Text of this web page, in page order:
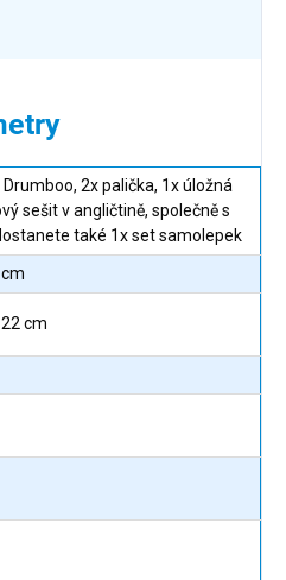
2x palička, 1x úložná
sešit v angličtině, společně s
také 1x set samolepek
cm